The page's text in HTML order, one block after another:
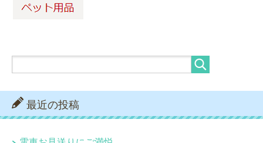
最近の投稿